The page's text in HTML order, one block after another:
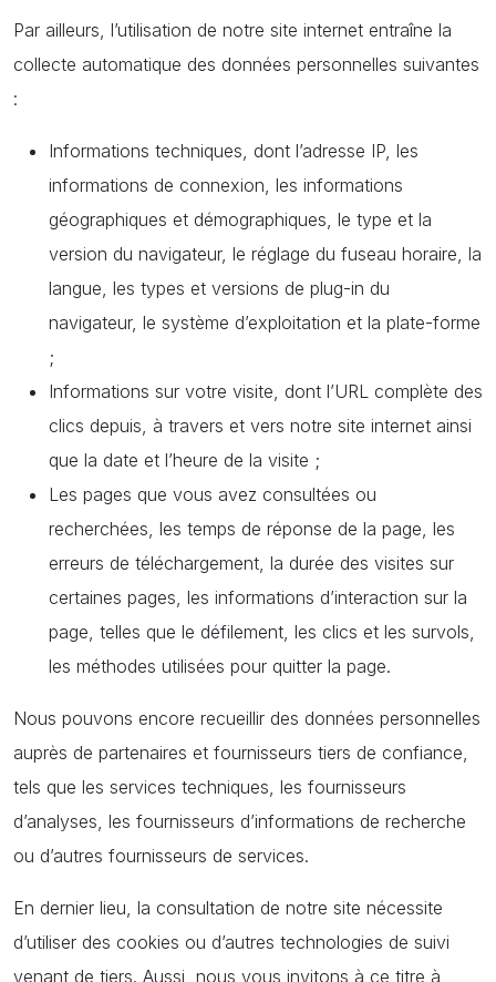
Par ailleurs, l’utilisation de notre site internet entraîne la
collecte automatique des données personnelles suivantes
:
Informations techniques, dont l’adresse IP, les
informations de connexion, les informations
géographiques et démographiques, le type et la
version du navigateur, le réglage du fuseau horaire, la
langue, les types et versions de plug-in du
navigateur, le système d’exploitation et la plate-forme
;
Informations sur votre visite, dont l’URL complète des
clics depuis, à travers et vers notre site internet ainsi
que la date et l’heure de la visite ;
Les pages que vous avez consultées ou
recherchées, les temps de réponse de la page, les
erreurs de téléchargement, la durée des visites sur
certaines pages, les informations d’interaction sur la
page, telles que le défilement, les clics et les survols,
les méthodes utilisées pour quitter la page.
Nous pouvons encore recueillir des données personnelles
auprès de partenaires et fournisseurs tiers de confiance,
tels que les services techniques, les fournisseurs
d’analyses, les fournisseurs d’informations de recherche
ou d’autres fournisseurs de services.
En dernier lieu, la consultation de notre site nécessite
d’utiliser des cookies ou d’autres technologies de suivi
venant de tiers. Aussi, nous vous invitons à ce titre à